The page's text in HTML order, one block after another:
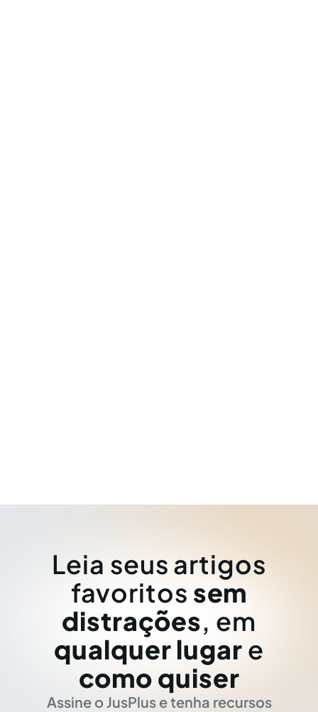
Leia seus artigos
favoritos sem
distrações, em
qualquer lugar e
como quiser
Assine o JusPlus e tenha recursos